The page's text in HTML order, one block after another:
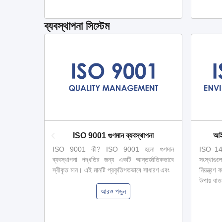
ব্যবস্থাপনা সিস্টেম
ISO 9001 গুণমান ব্যবস্থাপনা
ISO 9001 কী? ISO 9001 হলো গুণমান
ব্যবস্থাপনা পদ্ধতির জন্য একটি আন্তর্জাতিকভাবে
স্বীকৃত মান। এই মানটি প্রকৃতিগতভাবে সাধারণ এবং
আরও পড়ুন
ISO
উপায়